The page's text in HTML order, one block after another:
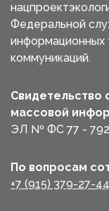
Федеральной
информационных
коммуникаций.
Свидетельство
массовой
ЭЛ № ФС 77 -
По вопросам
+7 (915) 379-27-44